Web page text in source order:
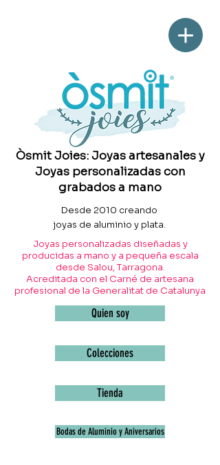
Òsmit Joies: Joyas artesanales y
Joyas personalizadas con
grabados a mano
Joyas personalizadas diseñadas y
producidas a mano y a pequeña escala
desde Salou, Tarragona.
Acreditada con el Carné de artesana
profesional de la Generalitat de Catalunya
Quien soy
Colecciones
Desde 2010 creando
joyas de aluminio y plata.
Tienda
Bodas de Aluminio y Aniversarios